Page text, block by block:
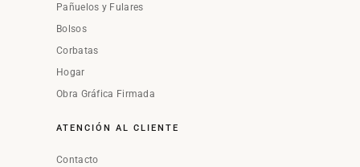
Pañuelos y Fulares
Bolsos
Corbatas
Hogar
Obra Gráfica Firmada
ATENCIÓN AL CLIENTE
Contacto